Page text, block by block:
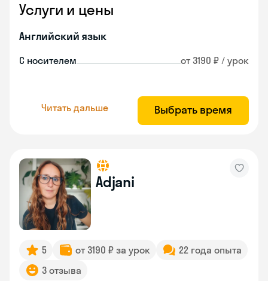
Услуги и цены
Английский язык
С носителем от 3190 ₽ / урок
Читать дальше Выбрать время
Adjani
5 от 3190 ₽ за урок
22 года опыта
3 отзыва